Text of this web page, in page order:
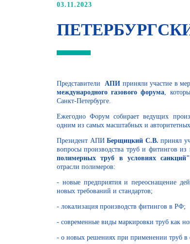
03.11.2023
Представители АПИ приняли участие в
международного газового форума ,
Санкт-Петербурге.
Ежегодно Форум собирает ведущих
одним из самых масштабных и авторитетных
Президент АПИ Берщицкий С.В. принял
вопросы производства труб и фитингов
полимерных труб в условиях санкций"
отрасли полимеров:
- новые предприятия и переоснащение
новых требований и стандартов;
- локализация производств фитингов в РФ;
- современные виды маркировки труб как
- о новых решениях при применении труб в